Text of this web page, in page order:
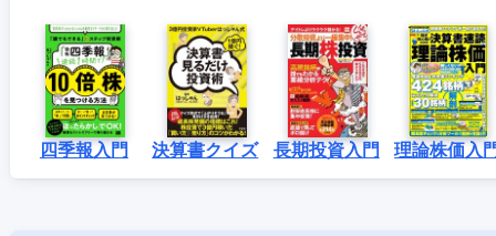
四季報入門 決算書クイズ 長期投資入門 理論株価入